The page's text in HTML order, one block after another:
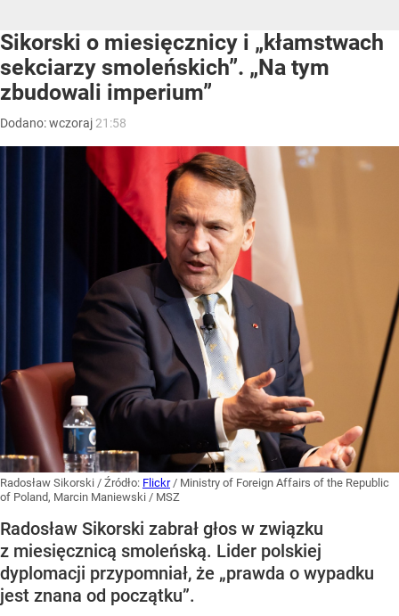
Sikorski o miesięcznicy i „kłamstwach
sekciarzy smoleńskich”. „Na tym
zbudowali imperium”
Dodano:wczoraj 21:58
Radosław Sikorski / Źródło: Flickr / Ministry of Foreign Affairs of the Republic
of Poland, Marcin Maniewski / MSZ
Radosław Sikorski zabrał głos w związku
z miesięcznicą smoleńską. Lider polskiej
dyplomacji przypomniał, że „prawda o wypadku
jest znana od początku”.